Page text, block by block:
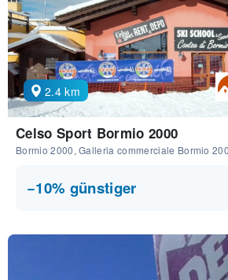
2.4 km
Celso Sport Bormio 2000
Bormio 2000, Galleria commerciale Bormio
−10% günstiger